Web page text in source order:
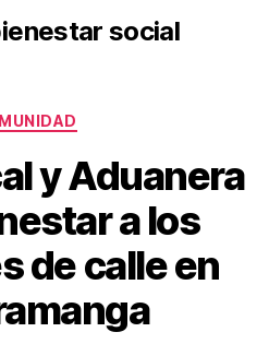
social
Categorías
y Aduanera
a los
de calle en